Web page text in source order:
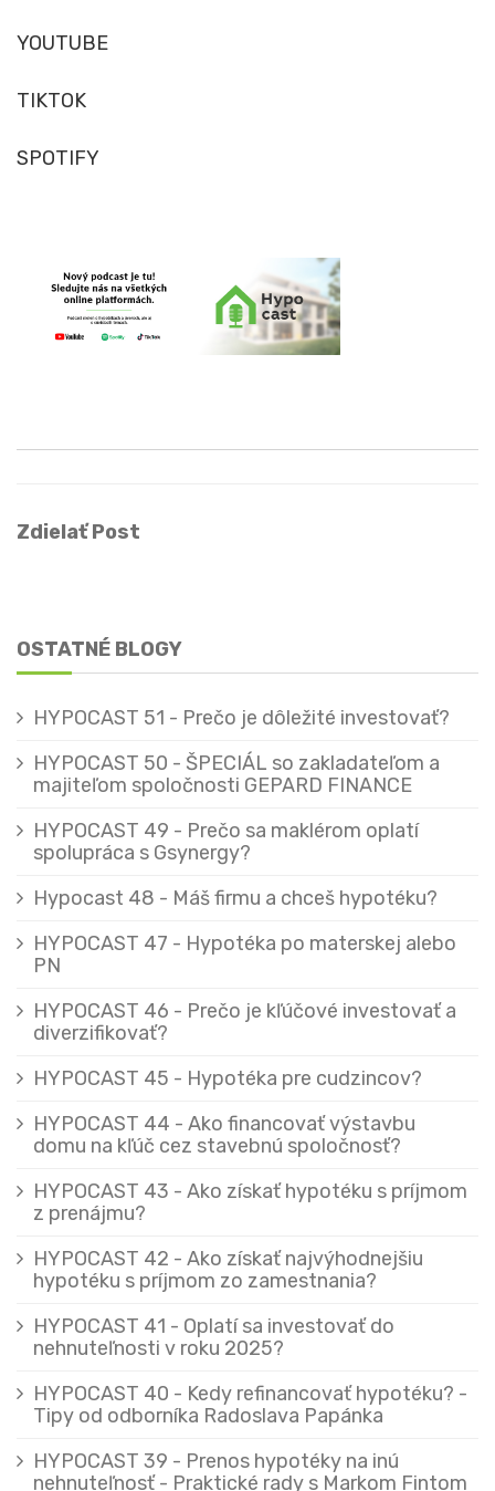
YOUTUBE
TIKTOK
SPOTIFY
Zdielať Post
OSTATNÉ BLOGY
HYPOCAST 51 - Prečo je dôležité investovať?
HYPOCAST 50 - ŠPECIÁL so zakladateľom a
majiteľom spoločnosti GEPARD FINANCE
HYPOCAST 49 - Prečo sa maklérom oplatí
spolupráca s Gsynergy?
Hypocast 48 - Máš firmu a chceš hypotéku?
HYPOCAST 47 - Hypotéka po materskej alebo
PN
HYPOCAST 46 - Prečo je kľúčové investovať a
diverzifikovať?
HYPOCAST 45 - Hypotéka pre cudzincov?
HYPOCAST 44 - Ako financovať výstavbu
domu na kľúč cez stavebnú spoločnosť?
HYPOCAST 43 - Ako získať hypotéku s príjmom
z prenájmu?
HYPOCAST 42 - Ako získať najvýhodnejšiu
hypotéku s príjmom zo zamestnania?
HYPOCAST 41 - Oplatí sa investovať do
nehnuteľnosti v roku 2025?
HYPOCAST 40 - Kedy refinancovať hypotéku? -
Tipy od odborníka Radoslava Papánka
HYPOCAST 39 - Prenos hypotéky na inú
nehnuteľnosť - Praktické rady s Markom Fintom